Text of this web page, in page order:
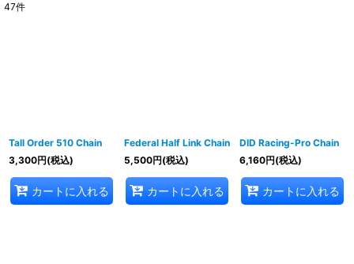
47件
Tall Order 510 Chain
3,300円(税込)
カートに入れる
Federal Half Link Chain
5,500円(税込)
カートに入れる
DID Racing-Pro Chain
6,160円(税込)
カートに入れる